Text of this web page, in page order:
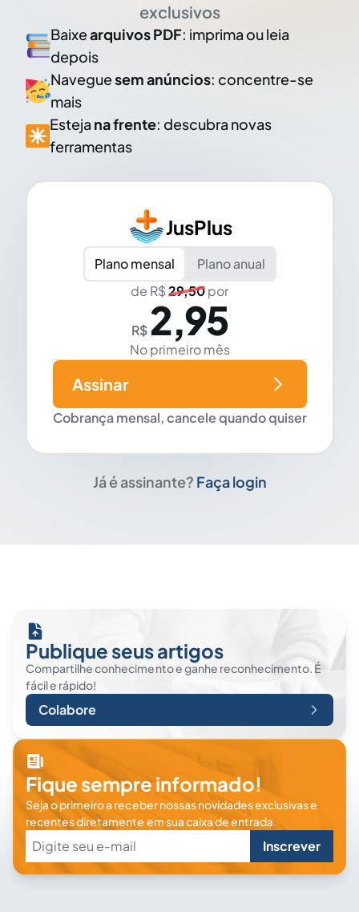
exclusivos
Baixearquivos PDF: imprima ou leia
depois
Naveguesem anúncios: concentre-se
mais
Esteja na frente: descubra novas
ferramentas
JusPlus
Plano mensal
Plano anual
de R$29,50por
R$ 2,95
No primeiro mês
Cobrança mensal, cancele quando quiser
Assinar
Já é assinante? Faça login
Publique seus artigos
Compartilhe conhecimento e ganhe reconhecimento. É
fácil e rápido!
Colabore
Fique sempre informado!
Seja o primeiro a receber nossas novidades exclusivas e
recentes diretamente em sua caixa de entrada.
Inscrever